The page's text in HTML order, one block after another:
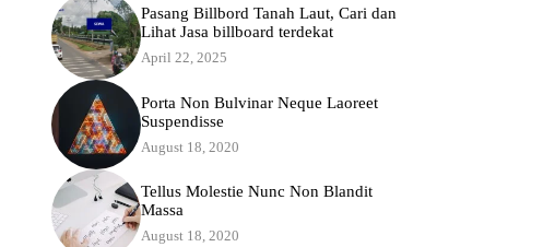
Pasang Billbord Tanah Laut, Cari dan
Lihat Jasa billboard terdekat
April 22, 2025
Porta Non Bulvinar Neque Laoreet
Suspendisse
August 18, 2020
Tellus Molestie Nunc Non Blandit
Massa
August 18, 2020